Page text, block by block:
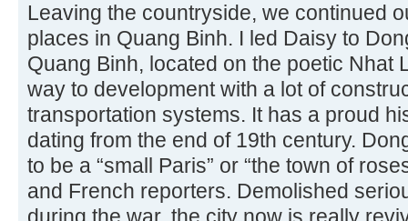
Leaving the countryside, we continued
places in Quang Binh. I led Daisy to
Quang Binh, located on the poetic Nhat
way to development with a lot of
transportation systems. It has a proud
dating from the end of 19th century.
to be a “small Paris” or “the town of
and French reporters. Demolished